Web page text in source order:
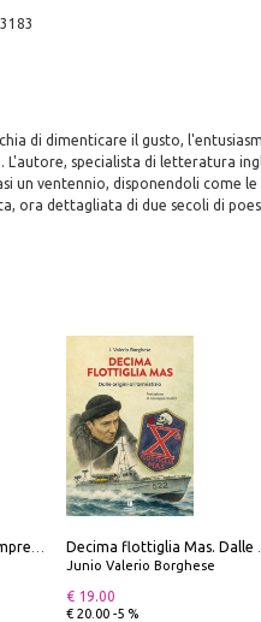
di dimenticare il gusto,
specialista di letteratura
un ventennio, disponendoli come le
ora dettagliata di due secoli di
Junio Valerio Borghese
€ 19.00
€ 20.00 -5 %